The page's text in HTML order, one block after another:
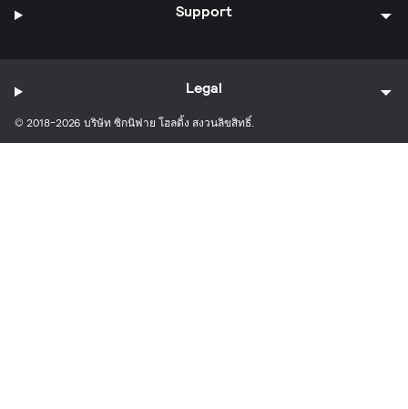
Support
© 2018-2026 บริษัท ซิกนิฟาย โฮลดิ้ง สงวนลิขสิทธิ์.
Legal